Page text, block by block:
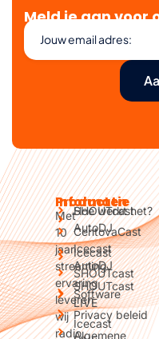
Meld je aan voor
Met
10
jaar
streaming
ervaring
leveren
wij
radio
Producten
SHOUTcast
AutoDJ
Icecast
AutoDJ
SHOUTcast
LIVE
Icecast
Informatie
Hoe werkt het?
CentovaCast
Icecast
SHOUTcast
Software
Privacy beleid
Algemene